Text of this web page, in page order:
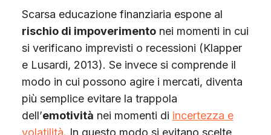
Scarsa educazione finanziaria espone al
rischio di impoverimentonei momenti in cui
si verificano imprevisti o recessioni (Klapper
e Lusardi, 2013). Se invece si comprende il
modo in cui possono agire i mercati, diventa
più semplice evitare la trappola
dell’emotività nei momenti di incertezza e
volatilità. In questo modo si evitano scelte